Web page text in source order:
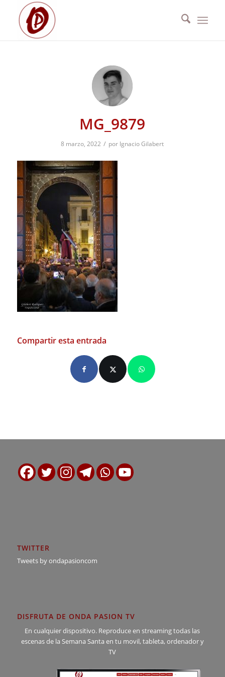
MG_9879
8 marzo, 2022 / por Ignacio Gilabert
Compartir esta entrada
TWITTER
Tweets by ondapasioncom
DISFRUTA DE ONDA PASION TV
En cualquier dispositivo. Reproduce en streaming todas las
escenas de la Semana Santa en tu movil, tableta, ordenador y
TV